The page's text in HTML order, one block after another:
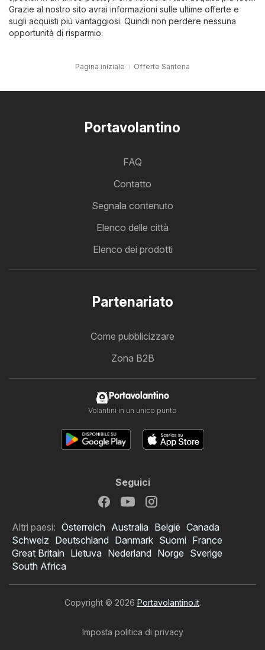
Grazie al nostro sito avrai informazioni sulle ultime offerte e
sugli acquisti più vantaggiosi. Quindi non perdere nessuna
opportunità di risparmio.
Pagina iniziale Offerte Santena
Portavolantino
FAQ
Contatto
Segnala contenuto
Elenco delle città
Elenco dei prodotti
Partenariato
Come pubblicizzare
Zona B2B
Portavolantino
Volantini in un unico punto
Seguici
Altri paesi: Österreich Australia België Canada
Schweiz Deutschland Danmark Suomi France
Great Britain Lietuva Nederland Norge Sverige
South Africa
Copyright © 2026 Portavolantino.it.
Imposta politica di privacy